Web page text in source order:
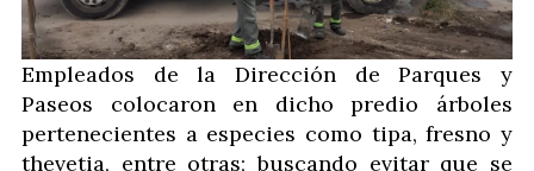
Empleados de la Dirección de Parques y
Paseos colocaron en dicho predio árboles
pertenecientes a especies como tipa, fresno y
thevetia, entre otras; buscando evitar que se